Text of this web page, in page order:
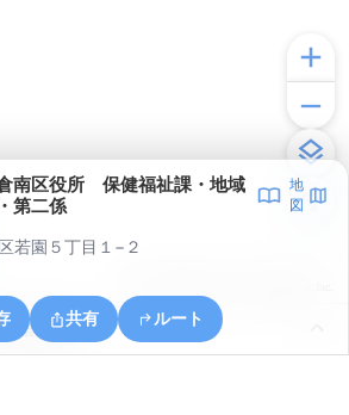
南区役所 保健福祉課・地域
第二係
地
図
若園５丁目１−２
共有 ルート
小倉南区貫